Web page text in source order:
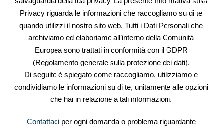
Privacy riguarda le informazioni che raccogliamo su di te
quando utilizzi il nostro sito web. Tutti i Dati Personali che
archiviamo ed elaboriamo all’interno della Comunità
Europea sono trattati in conformità con il GDPR
(Regolamento generale sulla protezione dei dati).
Di seguito è spiegato come raccogliamo, utilizziamo e
condividiamo le informazioni su di te, unitamente alle opzioni
che hai in relazione a tali informazioni.
Contattaciper ogni domanda o problema riguardante